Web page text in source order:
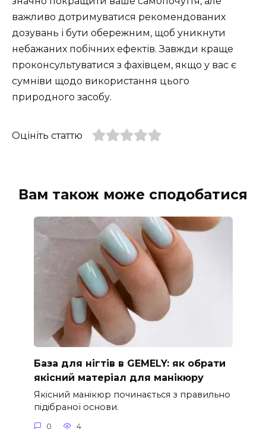
важливо дотримуватися рекомендованих
дозувань і бути обережним, щоб уникнути
небажаних побічних ефектів. Завжди краще
проконсультуватися з фахівцем, якщо у вас є
сумніви щодо використання цього
природного засобу.
Оцініть статтю
Вам також може сподобатися
База для нігтів в GEMELY: як обрати
якісний матеріал для манікюру
Якісний манікюр починається з правильно
підібраної основи.
0 4